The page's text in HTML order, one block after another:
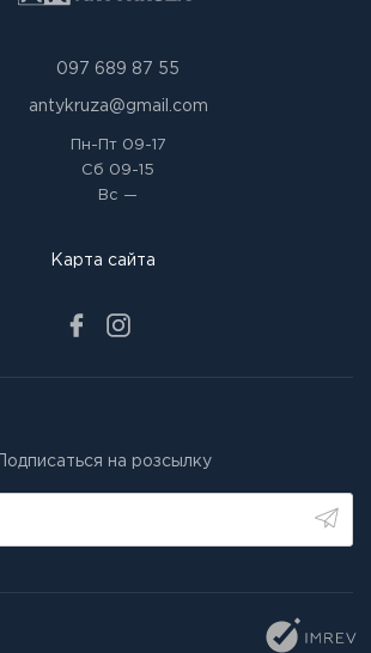
097 689 87 55
antykruza@gmail.com
Пн-Пт09-17
Сб 09-15
Вс —
Карта сайта
Подписаться на розсылку